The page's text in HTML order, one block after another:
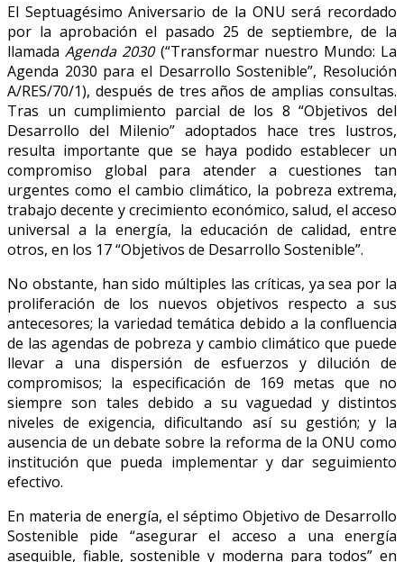
El Septuagésimo Aniversario de la ONU será recordado
por la aprobación el pasado 25 de septiembre, de la
llamadaAgenda 2030(“Transformar nuestro Mundo: La
Agenda 2030 para el Desarrollo Sostenible”, Resolución
A/RES/70/1), después de tres años de amplias consultas.
Tras un cumplimiento parcial de los 8 “Objetivos del
Desarrollo del Milenio” adoptados hace tres lustros,
resulta importante que se haya podido establecer un
compromiso global para atender a cuestiones tan
urgentes como el cambio climático, la pobreza extrema,
trabajo decente y crecimiento económico, salud, el acceso
universal a la energía, la educación de calidad, entre
otros, en los 17 “Objetivos de Desarrollo Sostenible”.
No obstante, han sido múltiples las críticas, ya sea por la
proliferación de los nuevos objetivos respecto a sus
antecesores; la variedad temática debido a la confluencia
de las agendas de pobreza y cambio climático que puede
llevar a una dispersión de esfuerzos y dilución de
compromisos; la especificación de 169 metas que no
siempre son tales debido a su vaguedad y distintos
niveles de exigencia, dificultando así su gestión; y la
ausencia de un debate sobre la reforma de la ONU como
institución que pueda implementar y dar seguimiento
efectivo.
En materia de energía, el séptimo Objetivo de Desarrollo
Sostenible pide “asegurar el acceso a una energía
asequible, fiable, sostenible y moderna para todos” en